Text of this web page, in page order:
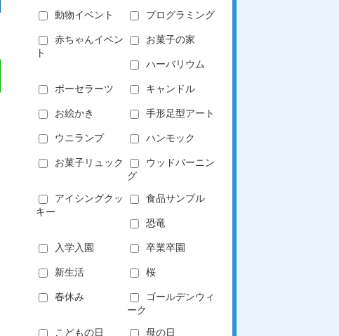
動物イベント プログラミング
赤ちゃんイベン
ト
お菓子の家
ハーバリウム
ポーセラーツ キャンドル
お絵かき 手形足型アート
ウニランプ ハンモック
お菓子リュック
ウッドバーニン
グ
アイシングクッ
キー
食品サンプル
恐竜
入学入園 卒業卒園
新生活 桜
春休み
ゴールデンウィ
ーク
こどもの日 母の日